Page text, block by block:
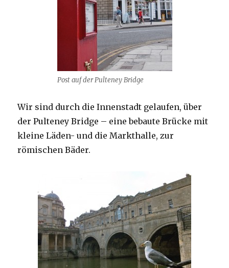
Post auf der Pulteney Bridge
Wir sind durch die Innenstadt gelaufen, über
der Pulteney Bridge – eine bebaute Brücke mit
kleine Läden- und die Markthalle, zur
römischen Bäder.